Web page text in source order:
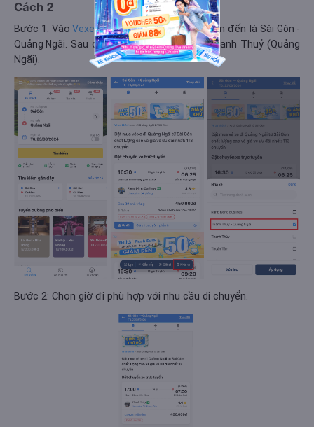
Cách 2
Bước 1: Vào Vexere.com, chọn điểm đi/ điểm đến là Sài Gòn -
Quảng Ngãi. Sau đó dùng bộ lọc chọn xe Thanh Thuỷ (Quảng
Ngãi).
Bước 2: Chọn giờ đi phù hợp với nhu cầu di chuyển.